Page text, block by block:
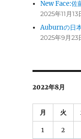
New Face:佐
2025年11月13
Auburnの日
2025年9月23
2022年8月
月 火
1 2